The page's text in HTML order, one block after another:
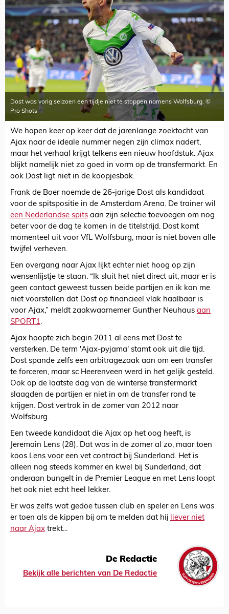
Dost was vorig seizoen een tijdje niet te stoppen namens Wolfsburg. ©
Pro Shots
We hopen keer op keer dat de jarenlange zoektocht van
Ajax naar de ideale nummer negen zijn climax nadert,
maar het verhaal krijgt telkens een nieuw hoofdstuk. Ajax
blijkt namelijk niet zo goed in vorm op de transfermarkt. En
ook Dost ligt niet in de koopjesbak.
Frank de Boer noemde de 26-jarige Dost als kandidaat
voor de spitspositie in de Amsterdam Arena. De trainer wil
een Nederlandse spits aan zijn selectie toevoegen om nog
beter voor de dag te komen in de titelstrijd. Dost komt
momenteel uit voor VfL Wolfsburg, maar is niet boven alle
twijfel verheven.
Een overgang naar Ajax lijkt echter niet hoog op zijn
wensenlijstje te staan. “Ik sluit het niet direct uit, maar er is
geen contact geweest tussen beide partijen en ik kan me
niet voorstellen dat Dost op financieel vlak haalbaar is
voor Ajax,” meldt zaakwaarnemer Gunther Neuhaus aan
SPORT1.
Ajax hoopte zich begin 2011 al eens met Dost te
versterken. De term 'Ajax-pyjama' stamt ook uit die tijd.
Dost spande zelfs een arbitragezaak aan om een transfer
te forceren, maar sc Heerenveen werd in het gelijk gesteld.
Ook op de laatste dag van de winterse transfermarkt
slaagden de partijen er niet in om de transfer rond te
krijgen. Dost vertrok in de zomer van 2012 naar
Wolfsburg.
Een tweede kandidaat die Ajax op het oog heeft, is
Jeremain Lens (28). Dat was in de zomer al zo, maar toen
koos Lens voor een vet contract bij Sunderland. Het is
alleen nog steeds kommer en kwel bij Sunderland, dat
onderaan bungelt in de Premier League en met Lens loopt
het ook niet echt heel lekker.
Er was zelfs wat gedoe tussen club en speler en Lens was
er toen als de kippen bij om te melden dat hij liever niet
naar Ajax trekt...
De Redactie
Bekijk alle berichten van De Redactie